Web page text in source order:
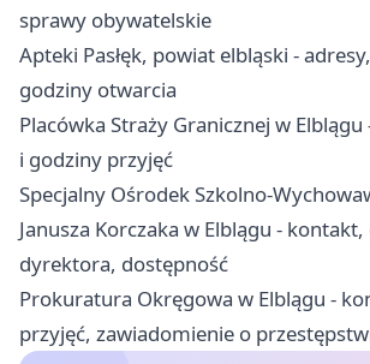
sprawy obywatelskie
Apteki Pasłęk, powiat elbląski -
godziny otwarcia
Placówka Straży Granicznej w
i godziny przyjęć
Specjalny Ośrodek Szkolno-
Janusza Korczaka w Elblągu -
dyrektora, dostępność
Prokuratura Okręgowa w Elblągu -
przyjęć, zawiadomienie o